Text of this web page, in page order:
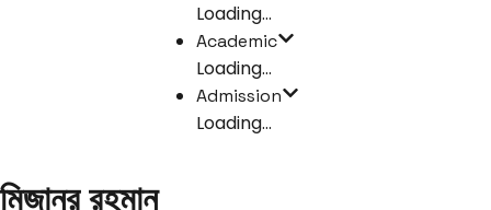
Loading...
Academic
Loading...
Admission
Loading...
মিজানুর রহমান